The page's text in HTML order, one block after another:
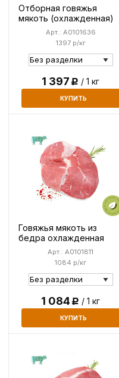
Отборная говяжья
мякоть (охлажденная)
1397 р/кг
Арт.: A0101636
1 397Р / 1 кг
КУПИТЬ
Говяжья мякоть из
бедра охлажденная
1084 р/кг
Арт.: A0101811
1 084Р / 1 кг
КУПИТЬ